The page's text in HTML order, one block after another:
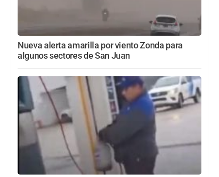
Nueva alerta amarilla por viento Zonda para
algunos sectores de San Juan